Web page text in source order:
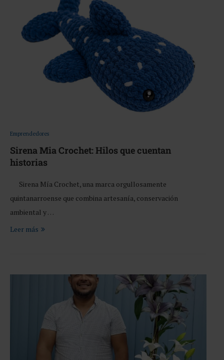
Emprendedores
Sirena Mia Crochet: Hilos que cuentan
historias
Sirena Mía Crochet, una marca orgullosamente
quintanarroense que combina artesanía, conservación
ambiental y …
Leer más